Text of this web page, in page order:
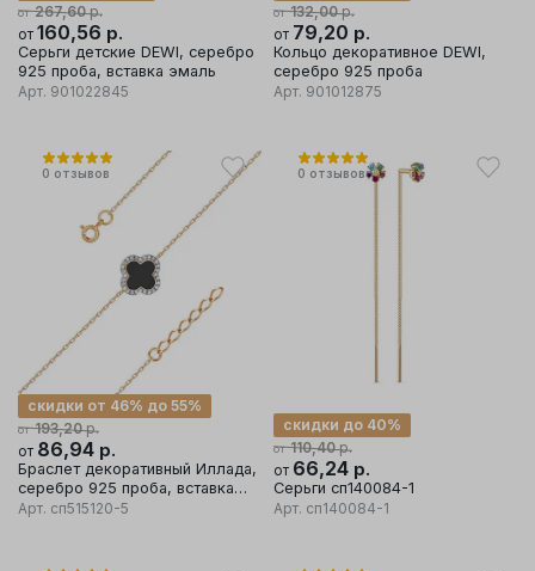
от 267,60р.
от 160,56 р.
Серьги детские DEWI, серебро
925 проба, вставка эмаль
Арт. 901022845
от 132,00р.
от 79,20 р.
Кольцо декоративное DEWI,
серебро 925 проба
Арт. 901012875
0 отзывов
от 193,20р.
скидки от 46% до 55%
от 86,94 р.
Браслет декоративный Иллада,
серебро 925 проба, вставка
фианит/эмаль
Арт. сп515120-5
0 отзывов
от 110,40р.
скидки до 40%
от 66,24 р.
Серьги сп140084-1
Арт. сп140084-1